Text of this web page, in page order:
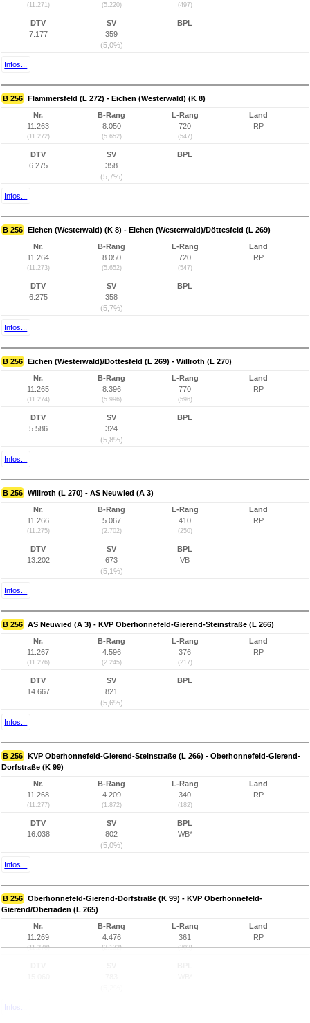
(11.271) (5.220) (497)
DTV
7.177
SV
359
(5,0%)
BPL
Infos...
B 256 Flammersfeld (L 272) - Eichen (Westerwald) (K 8)
Nr.
11.263
(11.272)
B-Rang
8.050
(5.652)
L-Rang
720
(547)
Land
RP
DTV
6.275
SV
358
(5,7%)
BPL
Infos...
B 256 Eichen (Westerwald) (K 8) - Eichen (Westerwald)/Döttesfeld (L 269)
Nr.
11.264
(11.273)
B-Rang
8.050
(5.652)
L-Rang
720
(547)
Land
RP
DTV
6.275
SV
358
(5,7%)
BPL
Infos...
B 256 Eichen (Westerwald)/Döttesfeld (L 269) - Willroth (L 270)
Nr.
11.265
(11.274)
B-Rang
8.396
(5.996)
L-Rang
770
(596)
Land
RP
DTV
5.586
SV
324
(5,8%)
BPL
Infos...
B 256 Willroth (L 270) - AS Neuwied (A 3)
Nr.
11.266
(11.275)
B-Rang
5.067
(2.702)
L-Rang
410
(250)
Land
RP
DTV
13.202
SV
673
(5,1%)
BPL
VB
Infos...
B 256 AS Neuwied (A 3) - KVP Oberhonnefeld-Gierend-Steinstraße (L 266)
Nr.
11.267
(11.276)
B-Rang
4.596
(2.245)
L-Rang
376
(217)
Land
RP
DTV
14.667
SV
821
(5,6%)
BPL
Infos...
B 256 KVP Oberhonnefeld-Gierend-Steinstraße (L 266) - Oberhonnefeld-Gierend-
Dorfstraße (K 99)
Nr.
11.268
(11.277)
B-Rang
4.209
(1.872)
L-Rang
340
(182)
Land
RP
DTV
16.038
SV
802
(5,0%)
BPL
WB*
Infos...
B 256 Oberhonnefeld-Gierend-Dorfstraße (K 99) - KVP Oberhonnefeld-
Gierend/Oberraden (L 265)
Nr.
11.269
(11.278)
B-Rang
4.476
(2.132)
L-Rang
361
(202)
Land
RP
Infos...